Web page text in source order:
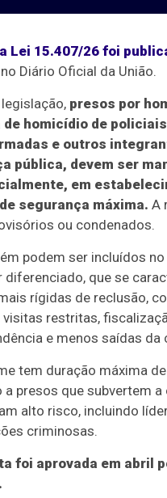
Lei 15.407/26 foi
Diário Oficial da União.
presos por
homicídio de
e outros
pública, devem ser
em
segurança máxima. A
ou condenados.
podem ser incluídos
diferenciado, que se
rígidas de reclusão,
visitas restritas,
e menos saídas da
tem duração máxima
a presos que subvertem a
alto risco, incluindo
criminosas.
foi aprovada em abril